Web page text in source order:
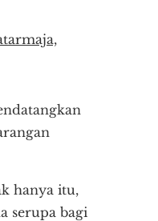
hanya itu,
serupa bagi